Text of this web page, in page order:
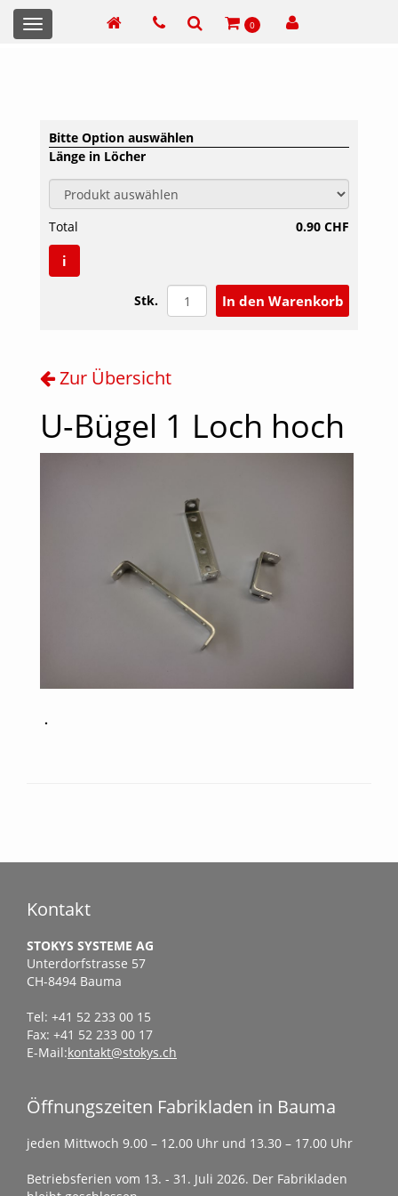
0
Toggle
navigation
Bitte Option auswählen
Länge in Löcher
Total 0.90 CHF
Stk.
i
Zur Übersicht
U-Bügel 1 Loch hoch
.
Kontakt
STOKYS SYSTEME AG
Unterdorfstrasse 57
CH-8494 Bauma
Tel: +41 52 233 00 15
Fax: +41 52 233 00 17
E-Mail:kontakt@stokys.ch
Öffnungszeiten Fabrikladen in Bauma
jeden Mittwoch 9.00 – 12.00 Uhr und 13.30 – 17.00 Uhr
Betriebsferien vom 13. - 31. Juli 2026. Der Fabrikladen